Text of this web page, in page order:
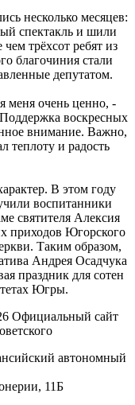
несколько месяцев:
спектакль и шили
трёхсот ребят из
благочиния стали
депутатом.
меня очень ценно, -
воскресных
внимание. Важно,
теплоту и радость
В этом году
воспитанники
святителя Алексия
приходов Югорского
Таким образом,
Андрея Осадчука
праздник для сотен
Югры.
Официальный сайт
автономный
11Б